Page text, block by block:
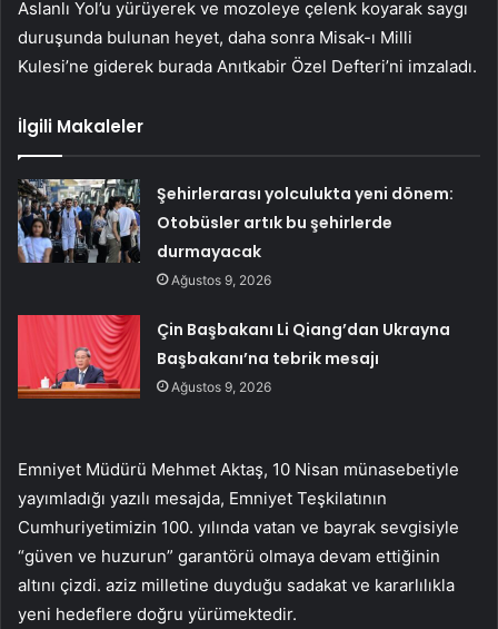
Aslanlı Yol’u yürüyerek ve mozoleye çelenk koyarak saygı
duruşunda bulunan heyet, daha sonra Misak-ı Milli
Kulesi’ne giderek burada Anıtkabir Özel Defteri’ni imzaladı.
İlgili Makaleler
Şehirlerarası yolculukta yeni dönem:
Otobüsler artık bu şehirlerde
durmayacak
Ağustos 9, 2026
Çin Başbakanı Li Qiang’dan Ukrayna
Başbakanı’na tebrik mesajı
Ağustos 9, 2026
Emniyet Müdürü Mehmet Aktaş, 10 Nisan münasebetiyle
yayımladığı yazılı mesajda, Emniyet Teşkilatının
Cumhuriyetimizin 100. yılında vatan ve bayrak sevgisiyle
“güven ve huzurun” garantörü olmaya devam ettiğinin
altını çizdi. aziz milletine duyduğu sadakat ve kararlılıkla
yeni hedeflere doğru yürümektedir.